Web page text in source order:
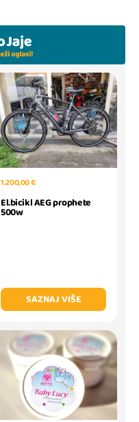
1.200,00 €
El.bicikl AEG prophete
500w
SAZNAJ VIŠE